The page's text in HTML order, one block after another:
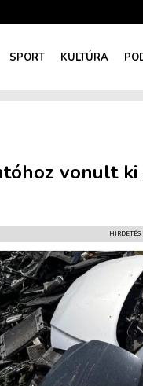
SPORT KULTÚRA
vonult ki
HIRDETÉS